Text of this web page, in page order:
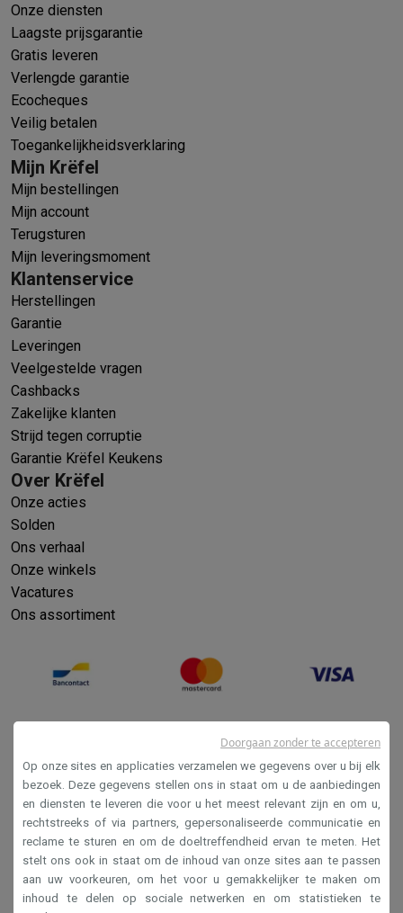
Onze diensten
Laagste prijsgarantie
Gratis leveren
Verlengde garantie
Ecocheques
Veilig betalen
Toegankelijkheidsverklaring
Mijn Krëfel
Mijn bestellingen
Mijn account
Terugsturen
Mijn leveringsmoment
Klantenservice
Herstellingen
Garantie
Leveringen
Veelgestelde vragen
Cashbacks
Zakelijke klanten
Strijd tegen corruptie
Garantie Krëfel Keukens
Over Krëfel
Onze acties
Solden
Ons verhaal
Onze winkels
Vacatures
Ons assortiment
Verkoopsvoorwaarden
Privacy
Disclaimer
Cookies
Op onze sites en applicaties verzamelen we gegevens over u bij elk
bezoek. Deze gegevens stellen ons in staat om u de aanbiedingen
en diensten te leveren die voor u het meest relevant zijn en om u,
rechtstreeks of via partners, gepersonaliseerde communicatie en
reclame te sturen en om de doeltreffendheid ervan te meten. Het
stelt ons ook in staat om de inhoud van onze sites aan te passen
aan uw voorkeuren, om het voor u gemakkelijker te maken om
inhoud te delen op sociale netwerken en om statistieken te
Doorgaan zonder te accepteren